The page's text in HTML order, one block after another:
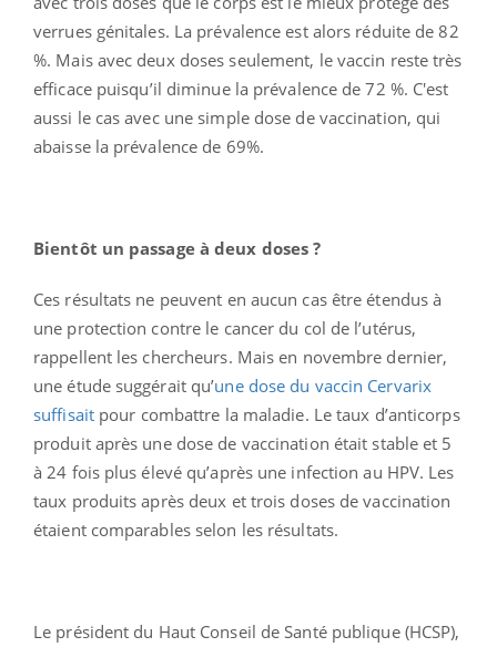
verrues génitales. La prévalence est alors réduite de 82
%. Mais avec deux doses seulement, le vaccin reste très
efficace puisqu’il diminue la prévalence de 72 %. C'est
aussi le cas avec une simple dose de vaccination, qui
abaisse la prévalence de 69%.
Bientôt un passage à deux doses ?
Ces résultats ne peuvent en aucun cas être étendus à
une protection contre le cancer du col de l’utérus,
rappellent les chercheurs. Mais en novembre dernier,
une étude suggérait qu’une dose du vaccin Cervarix
suffisaitpour combattre la maladie. Le taux d’anticorps
produit après une dose de vaccination était stable et 5
à 24 fois plus élevé qu’après une infection au HPV. Les
taux produits après deux et trois doses de vaccination
étaient comparables selon les résultats.
Le président du Haut Conseil de Santé publique (HCSP),